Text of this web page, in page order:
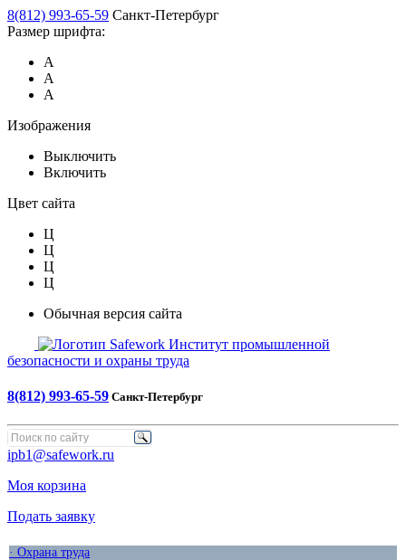
8(812) 993-65-59 Санкт-Петербург
Размер шрифта:
А
А
А
Изображения
Выключить
Включить
Цвет сайта
Ц
Ц
Ц
Ц
Обычная версия сайта
Safework Институт промышленной
безопасности и охраны труда
8(812) 993-65-59 Санкт-Петербург
ipb1@safework.ru
Моя корзина
Подать заявку
· Охрана труда